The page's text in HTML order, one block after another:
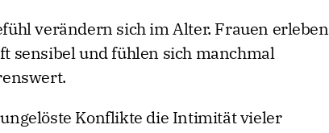
verändern sich im Alter. Frauen erleben
sensibel und fühlen sich manchmal
Konflikte die Intimität vieler